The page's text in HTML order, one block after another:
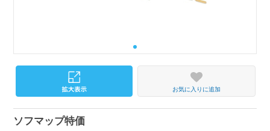
お気に入りに追加
ソフマップ特価